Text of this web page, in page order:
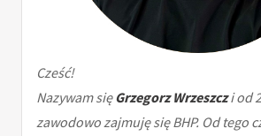
Cześć!
Nazywam sięGrzegorz Wrzeszczi od
zawodowo zajmuję się BHP. Od tego